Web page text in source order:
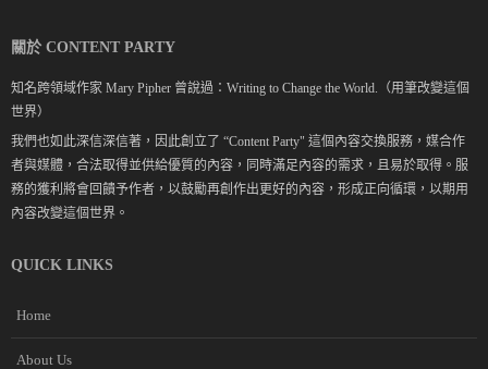
關於 CONTENT PARTY
知名跨領域作家 Mary Pipher 曾說過：Writing to Change the World.（用筆改變這個
世界）
我們也如此深信深信著，因此創立了 “Content Party" 這個內容交換服務，媒合作
者與媒體，合法取得並供給優質的內容，同時滿足內容的需求，且易於取得。服
務的獲利將會回饋予作者，以鼓勵再創作出更好的內容，形成正向循環，以期用
內容改變這個世界。
QUICK LINKS
Home
About Us